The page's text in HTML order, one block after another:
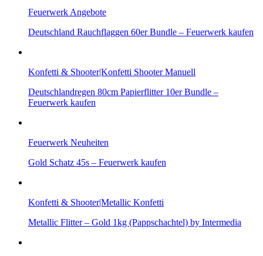
Feuerwerk Angebote
Deutschland Rauchflaggen 60er Bundle – Feuerwerk kaufen
Konfetti & Shooter|Konfetti Shooter Manuell
Deutschlandregen 80cm Papierflitter 10er Bundle –
Feuerwerk kaufen
Feuerwerk Neuheiten
Gold Schatz 45s – Feuerwerk kaufen
Konfetti & Shooter|Metallic Konfetti
Metallic Flitter – Gold 1kg (Pappschachtel) by Intermedia